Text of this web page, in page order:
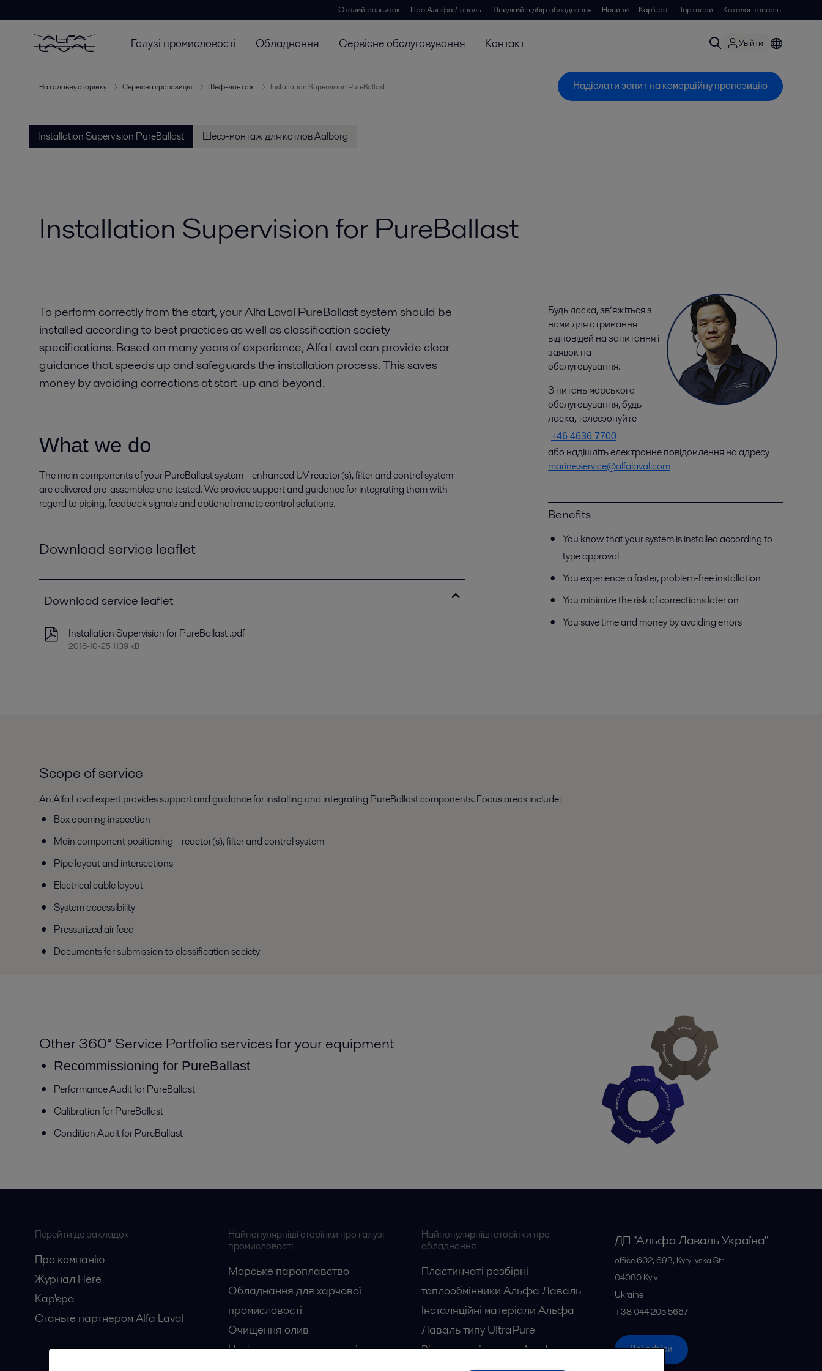
Сталий розвиток Про Альфа Лаваль Швидкий підбір обладнання Новини Кар'єра Партнери Каталог товарів
Галузі промисловості Обладнання Сервісне обслуговування Контакт Увійти
На головну сторінку Сервісна пропозиція Шеф-монтаж Installation Supervision PureBallast Надіслати запит на комерційну пропозицію
Installation Supervision PureBallast Шеф-монтаж для котлов Aalborg
Installation Supervision for PureBallast
To perform correctly from the start, your Alfa Laval PureBallast system should be
installed according to best practices as well as classification society
specifications. Based on many years of experience, Alfa Laval can provide clear
guidance that speeds up and safeguards the installation process. This saves
money by avoiding corrections at start-up and beyond.
What we do
The main components of your PureBallast system – enhanced UV reactor(s), filter and control system –
are delivered pre-assembled and tested. We provide support and guidance for integrating them with
regard to piping, feedback signals and optional remote control solutions.
Download service leaflet
Download service leaflet
Installation Supervision for PureBallast .pdf
2016-10-25 1139 kB
Будь ласка, зв’яжіться з
нами для отримання
відповідей на запитання і
заявок на
обслуговування.
З питань морського
обслуговування, будь
ласка, телефонуйте
+46 4636 7700
або надішліть електронне повідомлення на адресу
marine.service@alfalaval.com
Benefits
You know that your system is installed according to
type approval
You experience a faster, problem-free installation
You minimize the risk of corrections later on
You save time and money by avoiding errors
Scope of service
An Alfa Laval expert provides support and guidance for installing and integrating PureBallast components. Focus areas include:
Box opening inspection
Main component positioning – reactor(s), filter and control system
Pipe layout and intersections
Electrical cable layout
System accessibility
Pressurized air feed
Documents for submission to classification society
Other 360° Service Portfolio services for your equipment
Recommissioning for PureBallast
Performance Audit for PureBallast
Calibration for PureBallast
Condition Audit for PureBallast
Перейти до закладок
Про компанію
Журнал Here
Кар'єрa
Станьте партнером Alfa Laval
Найпопулярніші сторінки про галузі
промисловості
Морське пароплавство
Обладнання для харчової
промисловості
Очищення олив
Нафтогазова промисловість
Найпопулярніші сторінки про
обладнання
Пластинчаті розбірні
теплообмінники Альфа Лаваль
Інсталяційні матеріали Альфа
Лаваль типу UltraPure
Відцентрові насоси Альфа
ДП "Альфа Лаваль Україна"
office 602, 69B, Kyrylivska Str
04080 Kyiv
Ukraine
+38 044 205 5667
Всі офіси